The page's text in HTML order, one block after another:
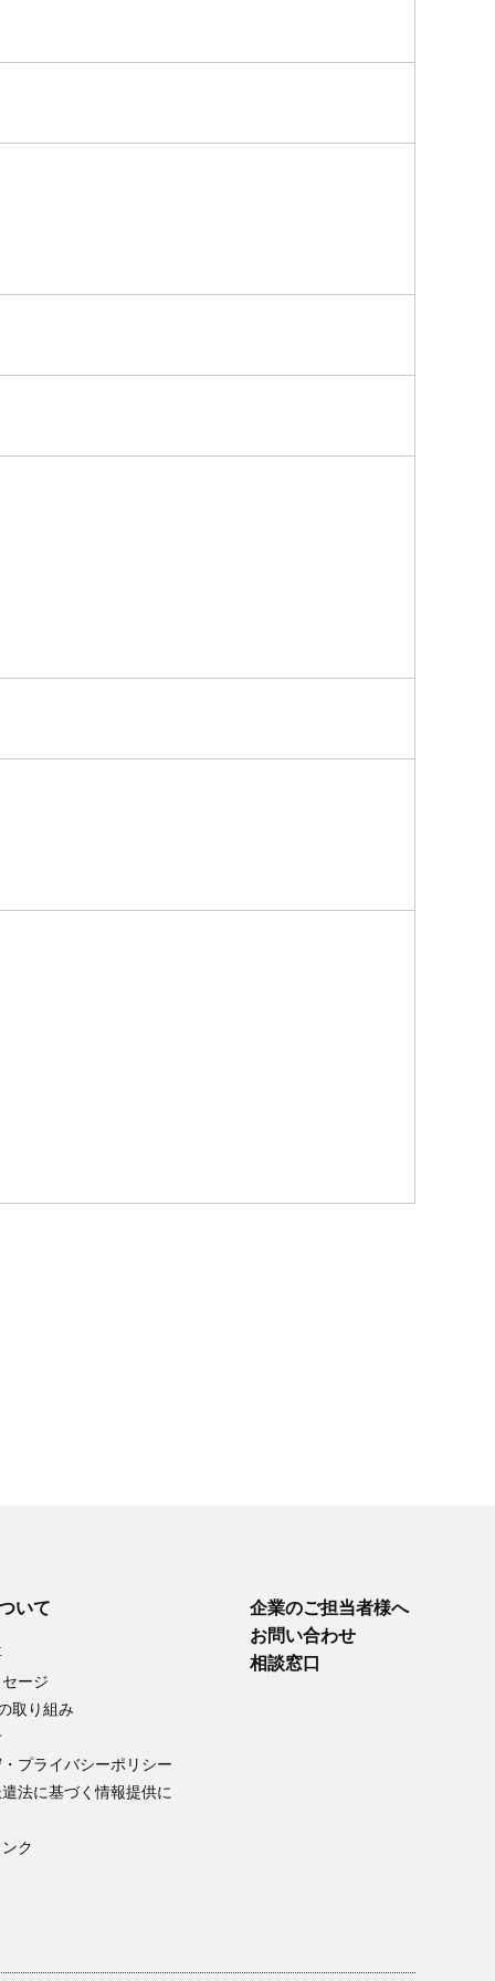
いて
ージ
取り組み
プライバシーポリシー
法に基づく情報提供に
ク
企業のご担当者様へ
お問い合わせ
相談窓口